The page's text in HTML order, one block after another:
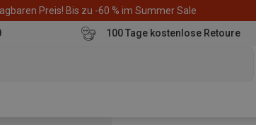
Preis! Bis zu -60 % im Summer Sale
100 Tage kostenlose Retoure